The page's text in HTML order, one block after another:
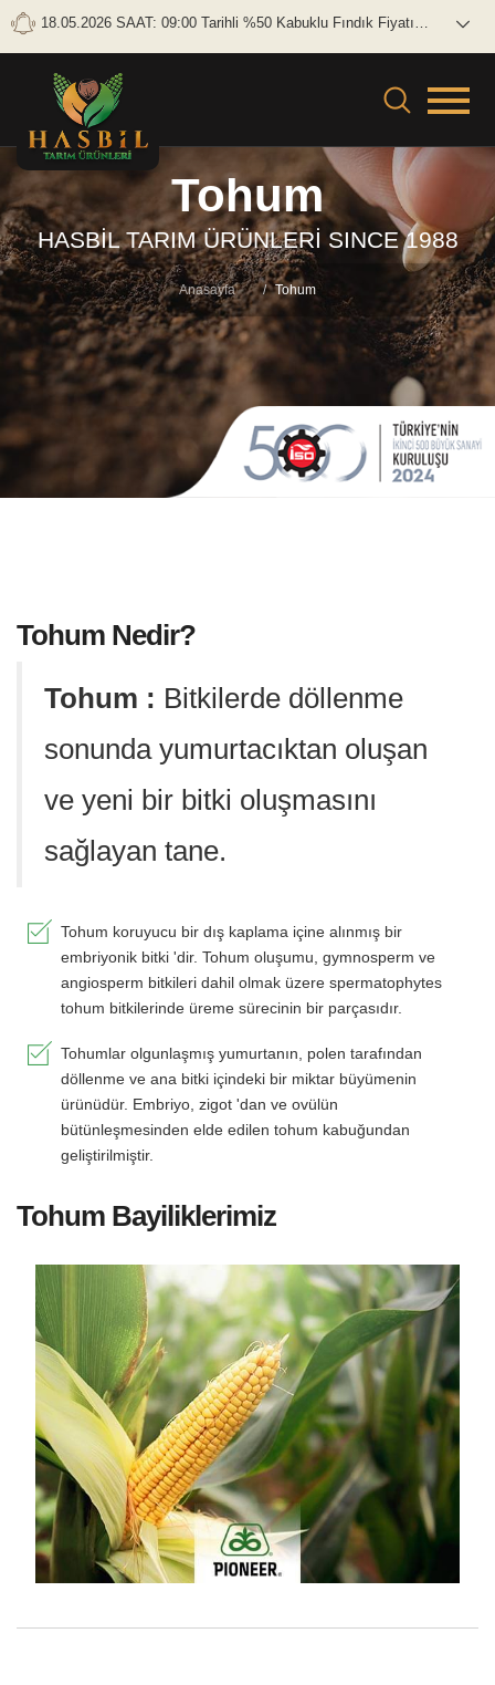
18.05.2026 SAAT: 09:00 Tarihli %50 Kabuklu Fındık Fiyatı
Tohum
HASBİL TARIM ÜRÜNLERİ SINCE 1988
Anasayfa Tohum
Tohum Nedir?
Tohum : Bitkilerde döllenme
sonunda yumurtacıktan oluşan
ve yeni bir bitki oluşmasını
sağlayan tane.
Tohum koruyucu bir dış kaplama içine alınmış bir
embriyonik bitki 'dir. Tohum oluşumu, gymnosperm ve
angiosperm bitkileri dahil olmak üzere spermatophytes
tohum bitkilerinde üreme sürecinin bir parçasıdır.
Tohumlar olgunlaşmış yumurtanın, polen tarafından
döllenme ve ana bitki içindeki bir miktar büyümenin
ürünüdür. Embriyo, zigot 'dan ve ovülün
bütünleşmesinden elde edilen tohum kabuğundan
geliştirilmiştir.
Tohum Bayiliklerimiz